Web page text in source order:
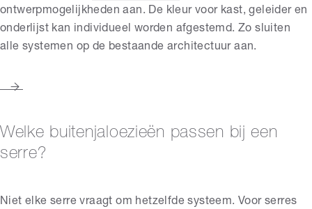
ontwerpmogelijkheden aan. De kleur voor kast, geleider en
onderlijst kan individueel worden afgestemd. Zo sluiten
alle systemen op de bestaande architectuur aan.
Welke buitenjaloezieën passen bij een
serre?
Niet elke serre vraagt om hetzelfde systeem. Voor serres